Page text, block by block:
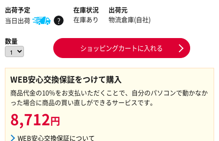
出荷予定
当日出荷
?
在庫状況
在庫あり
出荷元
物流倉庫(自社)
数量
ショッピングカートに入れる
WEB安心交換保証をつけて購入
商品代金の10％をお支払いただくことで、自分のパソコンで動かなか
った場合に商品の買い直しができるサービスです。
8,712円
WEB安心交換保証について